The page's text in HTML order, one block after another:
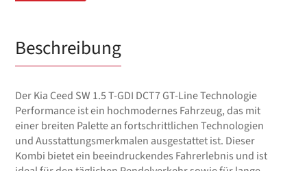
Beschreibung
Der Kia Ceed SW 1.5 T-GDI DCT7 GT-Line Technologie
Performance ist ein hochmodernes Fahrzeug, das mit
einer breiten Palette an fortschrittlichen Technologien
und Ausstattungsmerkmalen ausgestattet ist. Dieser
Kombi bietet ein beeindruckendes Fahrerlebnis und ist